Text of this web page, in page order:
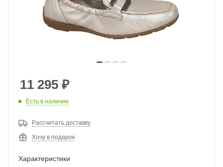
11 295 ₽
Есть в наличии
Рассчитать доставку
Хочу в подарок
Характеристики